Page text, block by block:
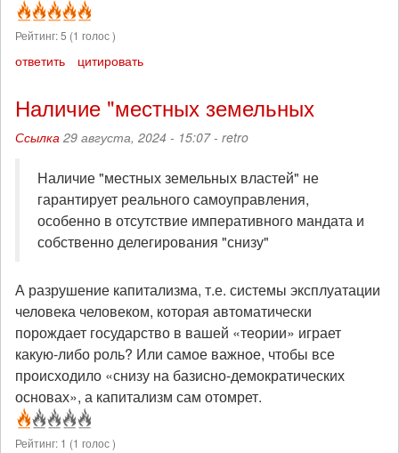
Рейтинг:5 (1 голос )
ответить цитировать
Наличие "местных земельных
Ссылка 29 августа, 2024 - 15:07 - retro
Наличие "местных земельных властей" не
гарантирует реального самоуправления,
особенно в отсутствие императивного мандата и
собственно делегирования "снизу"
А разрушение капитализма, т.е. системы эксплуатации
человека человеком, которая автоматически
порождает государство в вашей «теории» играет
какую-либо роль? Или самое важное, чтобы все
происходило «снизу на базисно-демократических
основах», а капитализм сам отомрет.
Рейтинг: 1 (1 голос )